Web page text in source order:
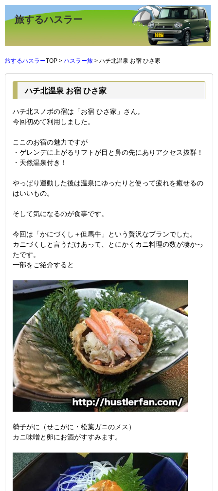
旅するハスラー
旅するハスラーTOP > ハスラー旅 > ハチ北温泉 お宿 ひさ家
ハチ北温泉 お宿 ひさ家
ハチ北スノボの宿は「お宿 ひさ家」さん。
今回初めて利用しました。
ここのお宿の魅力ですが
・ゲレンデに上がるリフトが目と鼻の先にありアクセス抜群！
・天然温泉付き！
やっぱり運動した後は温泉にゆったりと使って疲れを癒せるの
はいいもの。
そして気になるのが食事です。
今回は「かにづくし＋但馬牛」という贅沢なプランでした。
カニづくしと言うだけあって、とにかくカニ料理の数が凄かっ
たです。
一部をご紹介すると
勢子がに（せこがに・松葉ガニのメス）
カニ味噌と卵にお酒がすすみます。